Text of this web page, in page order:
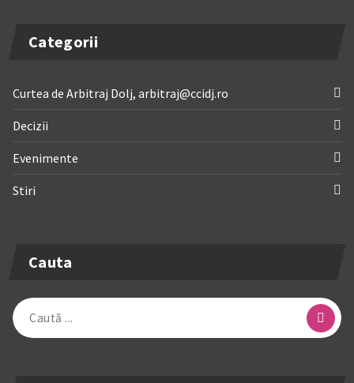
Categorii
Curtea de Arbitraj Dolj, arbitraj@ccidj.ro
Decizii
Evenimente
Stiri
Cauta
Caută
după: